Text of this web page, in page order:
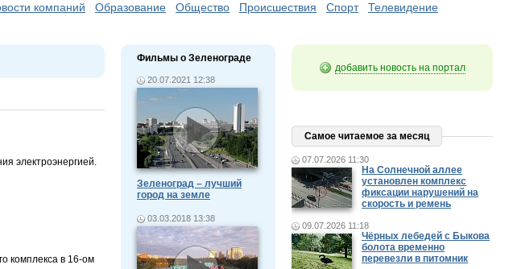
компаний Образование Общество Происшествия Спорт
Телевидение
электроэнергией.
комплекса в 16-ом
Фильмы о Зеленограде
20.07.2021 12:38
Зеленоград – лучший
город на земле
03.03.2018 13:38
добавить новость на портал
Самое читаемое за месяц
07.07.2026 11:30
На Солнечной аллее
установлен комплекс
фиксации нарушений на
скорость и ремень
09.07.2026 11:18
Чёрных лебедей с Быкова
болота временно
перевезли в питомник